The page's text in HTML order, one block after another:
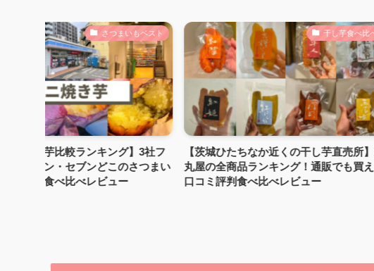
さつまいもベスト
き芋比較ランキング】3社フ
ソン・セブンどこのさつまい
か食べ比べレビュー
干し芋食べ比べ
【茨城ひたちなか近くの干し芋直売所】大
丸屋の全商品ランキング！通販でも買える
口コミ評判食べ比べレビュー